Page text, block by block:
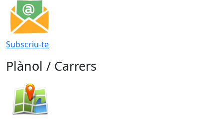
Subscriu-te
Plànol / Carrers